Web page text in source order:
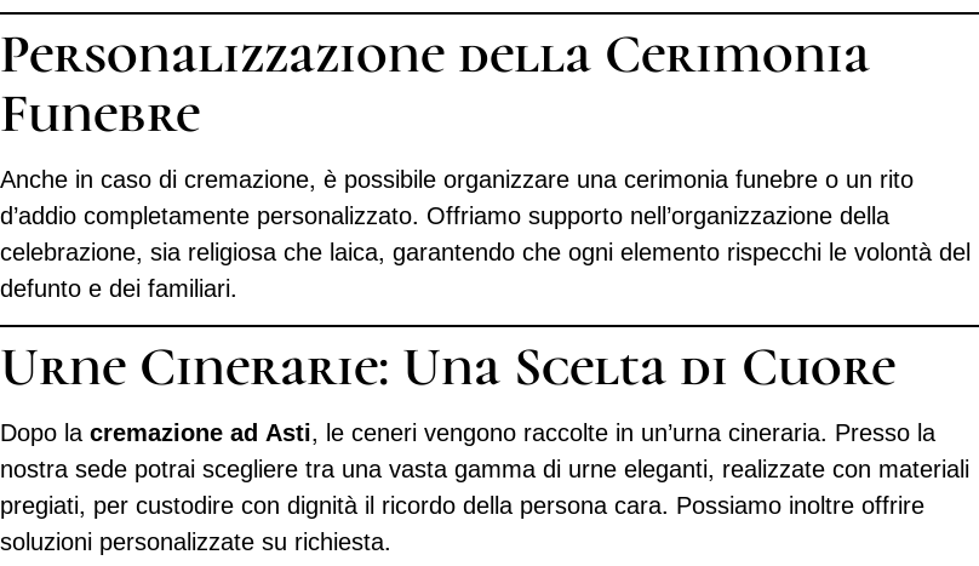
Personalizzazione della Cerimonia
Funebre
Anche in caso di cremazione, è possibile organizzare una cerimonia funebre o un rito
d’addio completamente personalizzato. Offriamo supporto nell’organizzazione della
celebrazione, sia religiosa che laica, garantendo che ogni elemento rispecchi le volontà del
defunto e dei familiari.
Urne Cinerarie: Una Scelta di Cuore
Dopo lacremazione ad Asti, le ceneri vengono raccolte in un’urna cineraria. Presso la
nostra sede potrai scegliere tra una vasta gamma di urne eleganti, realizzate con materiali
pregiati, per custodire con dignità il ricordo della persona cara. Possiamo inoltre offrire
soluzioni personalizzate su richiesta.